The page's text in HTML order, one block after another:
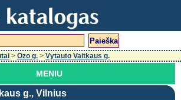
> Ozo g. > Vytauto Vaitkaus g.
MENIU
g., Vilnius